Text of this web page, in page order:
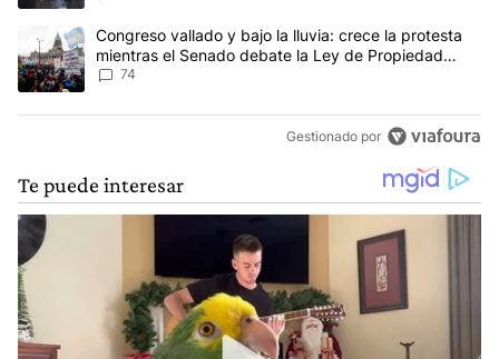
Un artículo de tendencia con el título "Congreso vallado y bajo
Congreso vallado y bajo la lluvia: crece la protesta
mientras el Senado debate la Ley de Propiedad
Privada
74
Gestionado por